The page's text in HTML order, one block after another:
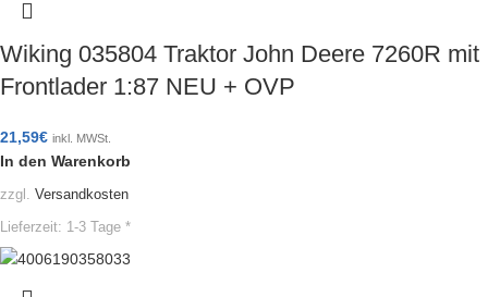
Wiking 035804 Traktor John Deere 7260R mit
Frontlader 1:87 NEU + OVP
21,59€ inkl. MWSt.
In den Warenkorb
zzgl. Versandkosten
Lieferzeit: 1-3 Tage *